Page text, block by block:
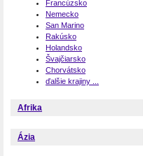
Francúzsko
Nemecko
San Marino
Rakúsko
Holandsko
Švajčiarsko
Chorvátsko
ďalšie krajiny ...
Afrika
Ázia